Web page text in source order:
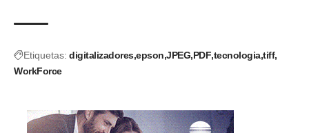
Etiquetas: digitalizadores epson JPEG PDF tecnologia tiff
WorkForce